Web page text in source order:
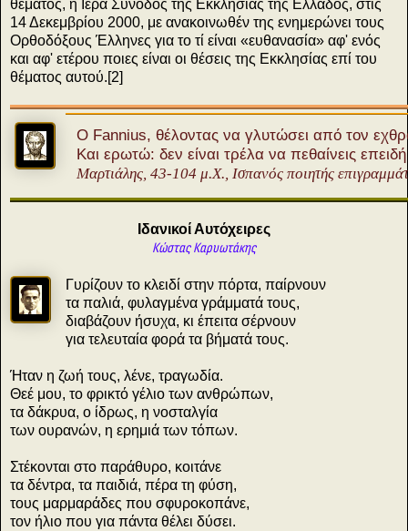
θέματος, η Ιερά Σύνοδος της Εκκλησίας της Ελλάδος, στις
14 Δεκεμβρίου 2000, με ανακοινωθέν της ενημερώνει τους
Ορθοδόξους Έλληνες για το τί είναι «ευθανασία» αφ' ενός
και αφ' ετέρου ποιες είναι οι θέσεις της Εκκλησίας επί του
θέματος αυτού.[2]
Ο Fannius, θέλοντας να γλυτώσει από τον
Και ερωτώ: δεν είναι τρέλα να πεθαίνεις
Μαρτιάλης, 43-104 μ.Χ., Ισπανός ποιητής
Ιδανικοί Αυτόχειρες
Κώστας Καρυωτάκης
Γυρίζουν το κλειδί στην πόρτα, παίρνουν
τα παλιά, φυλαγμένα γράμματά τους,
διαβάζουν ήσυχα, κι έπειτα σέρνουν
για τελευταία φορά τα βήματά τους.
Ήταν η ζωή τους, λένε, τραγωδία.
Θεέ μου, το φρικτό γέλιο των ανθρώπων,
τα δάκρυα, ο ίδρως, η νοσταλγία
των ουρανών, η ερημιά των τόπων.
Στέκονται στο παράθυρο, κοιτάνε
τα δέντρα, τα παιδιά, πέρα τη φύση,
τους μαρμαράδες που σφυροκοπάνε,
τον ήλιο που για πάντα θέλει δύσει.